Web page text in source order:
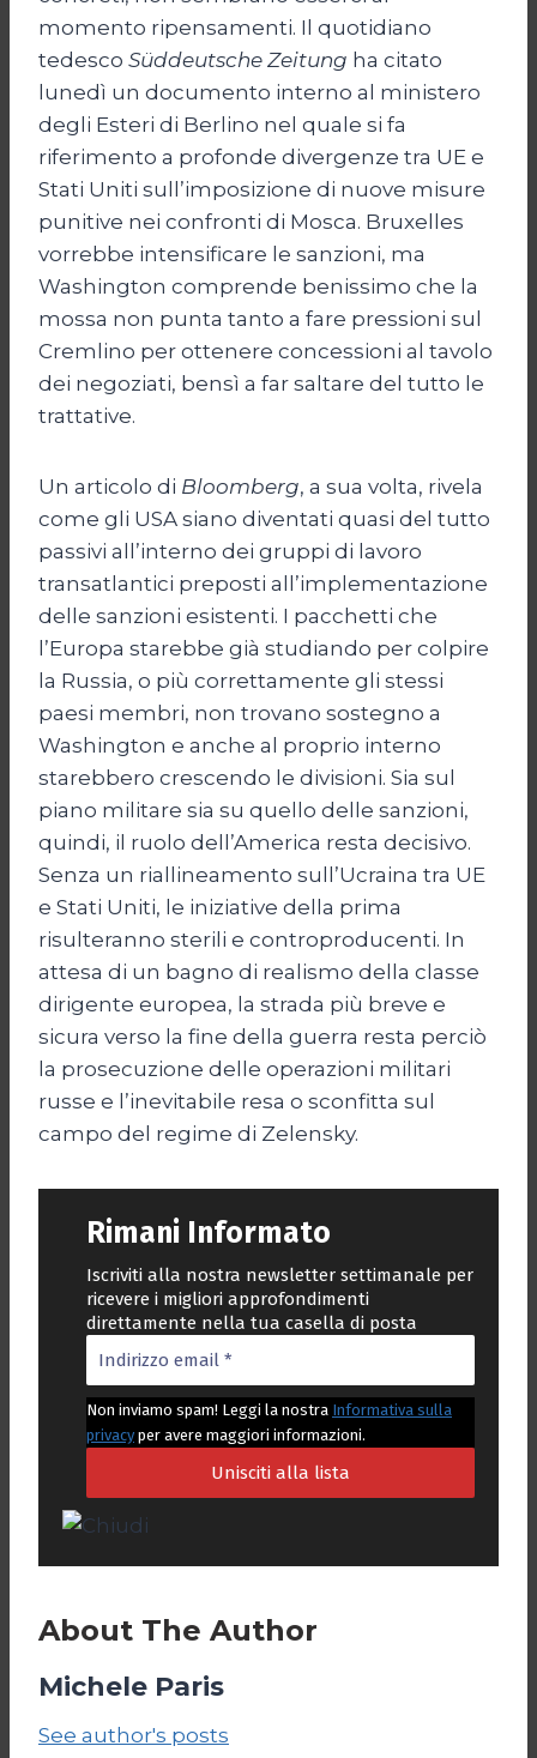
momento ripensamenti. Il quotidiano
tedesco Süddeutsche Zeitung ha citato
lunedì un documento interno al ministero
degli Esteri di Berlino nel quale si fa
riferimento a profonde divergenze tra UE e
Stati Uniti sull’imposizione di nuove misure
punitive nei confronti di Mosca. Bruxelles
vorrebbe intensificare le sanzioni, ma
Washington comprende benissimo che la
mossa non punta tanto a fare pressioni sul
Cremlino per ottenere concessioni al tavolo
dei negoziati, bensì a far saltare del tutto le
trattative.
Un articolo di Bloomberg, a sua volta, rivela
come gli USA siano diventati quasi del tutto
passivi all’interno dei gruppi di lavoro
transatlantici preposti all’implementazione
delle sanzioni esistenti. I pacchetti che
l’Europa starebbe già studiando per colpire
la Russia, o più correttamente gli stessi
paesi membri, non trovano sostegno a
Washington e anche al proprio interno
starebbero crescendo le divisioni. Sia sul
piano militare sia su quello delle sanzioni,
quindi, il ruolo dell’America resta decisivo.
Senza un riallineamento sull’Ucraina tra UE
e Stati Uniti, le iniziative della prima
risulteranno sterili e controproducenti. In
attesa di un bagno di realismo della classe
dirigente europea, la strada più breve e
sicura verso la fine della guerra resta perciò
la prosecuzione delle operazioni militari
russe e l’inevitabile resa o sconfitta sul
campo del regime di Zelensky.
Rimani Informato
Iscriviti alla nostra newsletter settimanale per
ricevere i migliori approfondimenti
direttamente nella tua casella di posta
Non inviamo spam! Leggi la nostra Informativa sulla
privacy per avere maggiori informazioni.
About The Author
Michele Paris
See author's posts